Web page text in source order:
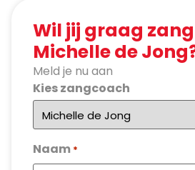
Wil jij graag
Michelle de
Meld je nu aan
Kies zangcoach
Naam *